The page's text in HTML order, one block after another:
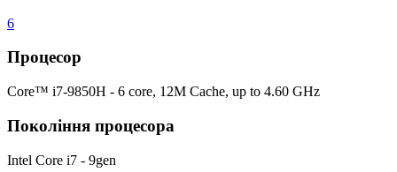
6
Процесор
Core™ i7-9850H - 6 core, 12M Cache, up to 4.60 GHz
Покоління процесора
Intel Core i7 - 9gen